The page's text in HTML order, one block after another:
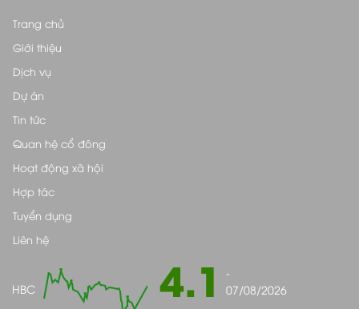
Trang chủ
Giới thiệu
Dịch vụ
Dự án
Tin tức
Quan hệ cổ đông
Hoạt động xã hội
Hợp tác
Tuyển dụng
Liên hệ
HBC 4.1
-
07/08/2026